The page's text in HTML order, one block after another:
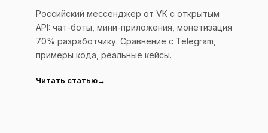
Российский мессенджер от VK с открытым
API: чат-боты, мини-приложения, монетизация
70% разработчику. Сравнение с Telegram,
примеры кода, реальные кейсы.
Читать статью